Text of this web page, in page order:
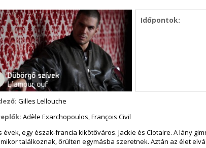
Időpontok:
Gilles Lellouche
Adèle Exarchopoulos, François Civil
évek, egy észak-francia kikötőváros. Jackie és Clotaire. A lány
találkoznak, őrülten egymásba szeretnek. Aztán az élet